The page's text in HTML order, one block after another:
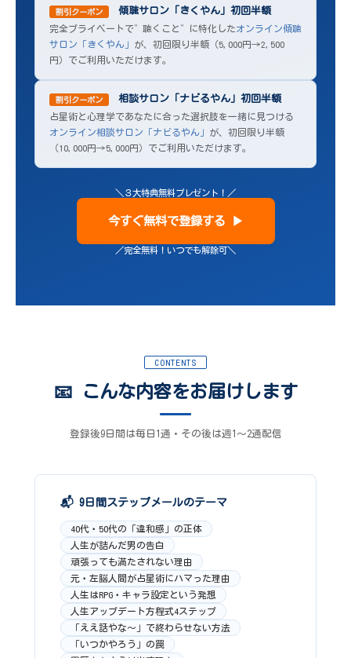
割引クーポン 傾聴サロン「きくやん」初回半額
完全プライベートで”聴くこと”に特化したオンライン傾聴
サロン「きくやん」 が、初回限り半額（5,000円→2,500
円）でご利用いただけます。
割引クーポン 相談サロン「ナビるやん」初回半額
占星術と心理学であなたに合った選択肢を一緒に見つける
オンライン相談サロン「ナビるやん」 が、初回限り半額
（10,000円→5,000円）でご利用いただけます。
＼３大特典無料プレゼント！／
今すぐ無料で登録する ▶
／完全無料！いつでも解除可＼
CONTENTS
📧 こんな内容をお届けします
登録後9日間は毎日1通・その後は週1〜2通配信
📬 9日間ステップメールのテーマ
40代・50代の「違和感」の正体
人生が詰んだ男の告白
頑張っても満たされない理由
元・左脳人間が占星術にハマった理由
人生はRPG・キャラ設定という発想
人生アップデート方程式4ステップ
「ええ話やな〜」で終わらせない方法
「いつかやろう」の罠